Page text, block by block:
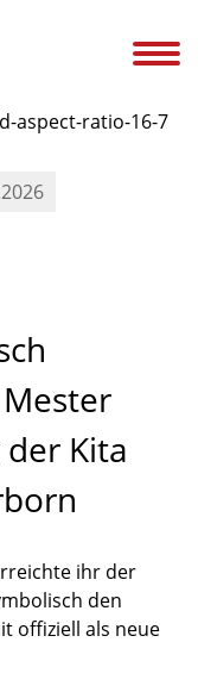
Aktuelles
Mester
der Kita
ihr der
den
offiziell als neue